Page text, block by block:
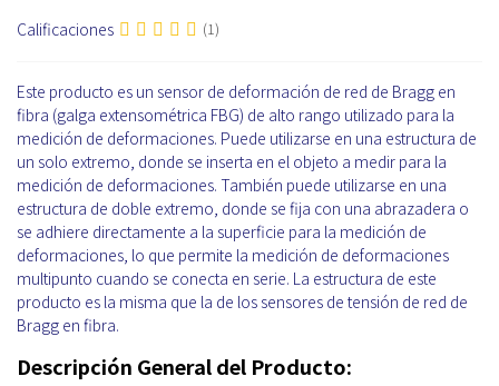
Calificaciones (1)
Este producto es un sensor de deformación de red de Bragg en
fibra (galga extensométrica FBG) de alto rango utilizado para la
medición de deformaciones. Puede utilizarse en una estructura de
un solo extremo, donde se inserta en el objeto a medir para la
medición de deformaciones. También puede utilizarse en una
estructura de doble extremo, donde se fija con una abrazadera o
se adhiere directamente a la superficie para la medición de
deformaciones, lo que permite la medición de deformaciones
multipunto cuando se conecta en serie. La estructura de este
producto es la misma que la de los sensores de tensión de red de
Bragg en fibra.
Descripción General del Producto: